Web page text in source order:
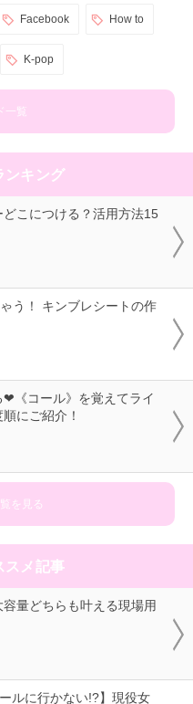
Facebook How to
K-pop
一覧
ンキング
こにつける？活用方法15
う！ キンブレシートの作
《コール》を覚えてライ
にご紹介！
を見る
スメ記事
容量どちらも叶える現場用
ルに行かない!?】現役女